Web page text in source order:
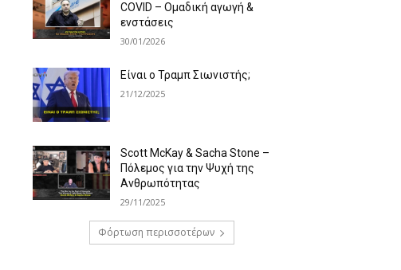
COVID – Ομαδική αγωγή &
ενστάσεις
30/01/2026
Είναι ο Τραμπ Σιωνιστής;
21/12/2025
Scott McKay & Sacha Stone –
Πόλεμος για την Ψυχή της
Ανθρωπότητας
29/11/2025
Φόρτωση περισσοτέρων